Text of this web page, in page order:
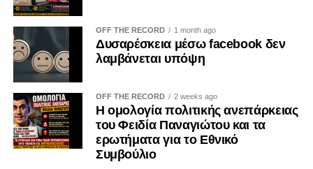
OFF THE RECORD 1 month ago
Δυσαρέσκεια μέσω facebook δεν
λαμβάνεται υπόψη
OFF THE RECORD 2 weeks ago
Η ομολογία πολιτικής ανεπάρκειας
του Φειδία Παναγιώτου και τα
ερωτήματα για το Εθνικό
Συμβούλιο